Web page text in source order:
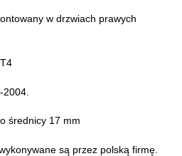
w drzwiach prawych
średnicy 17 mm
są przez polską firmę.